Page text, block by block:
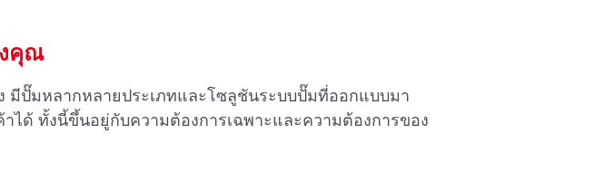
คุณ
ปั๊มหลากหลายประเภทและโซลูชันระบบปั๊มที่ออกแบบมา
ได้ ทั้งนี้ขึ้นอยู่กับความต้องการเฉพาะและความต้องการของ